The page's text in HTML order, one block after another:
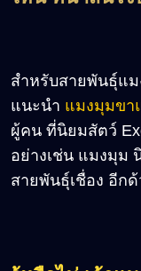
สำหรับสายพันธุ์แ
แนะนำ แมงมุมขา
ผู้คน ที่นิยมสัตว์
อย่างเช่น แมงมุม
สายพันธุ์เชื่อง อีกด้